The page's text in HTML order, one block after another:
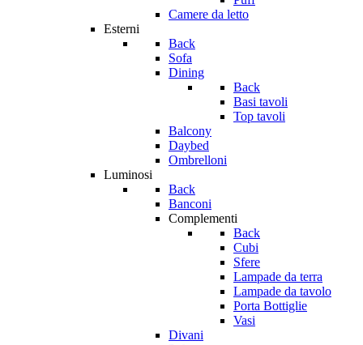
Camere da letto
Esterni
Back
Sofa
Dining
Back
Basi tavoli
Top tavoli
Balcony
Daybed
Ombrelloni
Luminosi
Back
Banconi
Complementi
Back
Cubi
Sfere
Lampade da terra
Lampade da tavolo
Porta Bottiglie
Vasi
Divani